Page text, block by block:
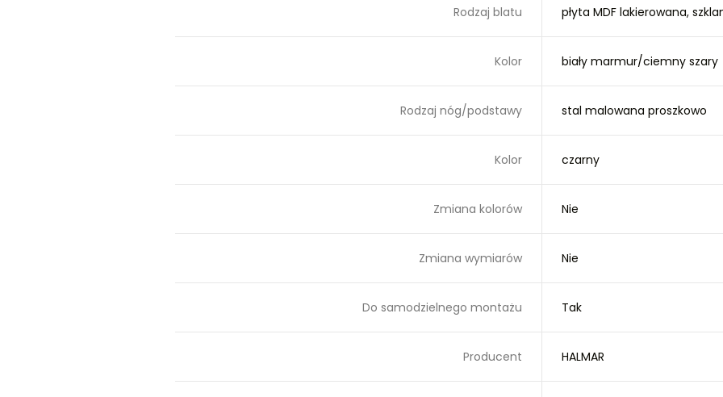
Rodzaj blatu płyta MDF lakierowana,
Kolor biały marmur/ciemny szary
Rodzaj nóg/podstawy stal malowana proszkowo
Kolor czarny
Zmiana kolorów Nie
Zmiana wymiarów Nie
Do samodzielnego montażu Tak
Producent HALMAR